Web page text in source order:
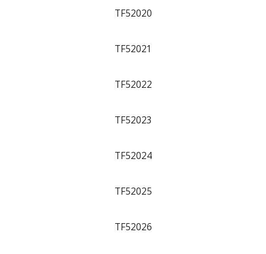
TF52020
TF52021
TF52022
TF52023
TF52024
TF52025
TF52026